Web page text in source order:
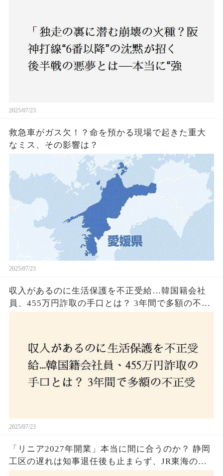
2025/07/23
救急車がガス欠！？命を預かる現場で起きた重大
なミス、その影響は？
2025/07/23
収入があるのに生活保護を不正受給…韓国籍会社
員、455万円詐取の手口とは？ 3年間で多額の不正
2025/07/23
「リニア2027年開業」本当に間に合うのか？ 静岡
工区の遅れは知事退任後も止まらず、JR東海のず